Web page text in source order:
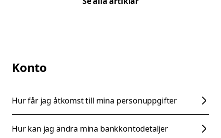
Konto
Hur får jag åtkomst till mina personuppgifter
Hur kan jag ändra mina bankkontodetaljer